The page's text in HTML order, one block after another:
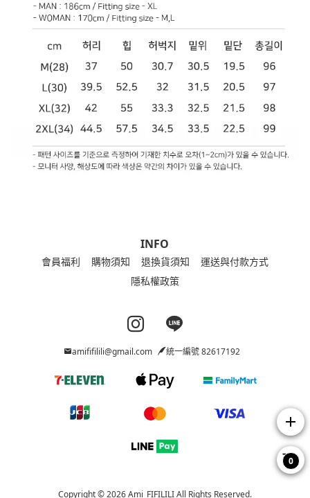
INFO
會員福利 購物須知 退換貨須知
運送與付款方式
隱私權政策
Instagram page
Line page
amififilili@gmail.com 統一編號 82617192
Copyright © 2026 Ami_FIFILILI All Rights Reserved.
add
0